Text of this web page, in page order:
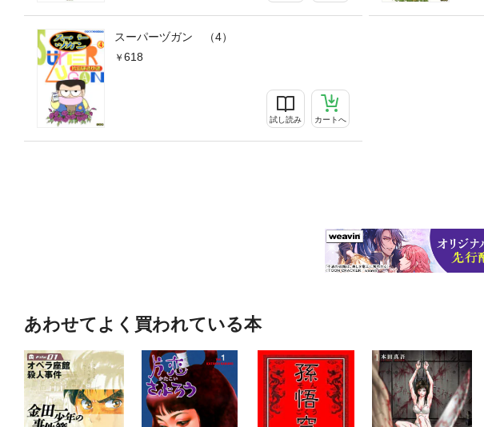
スーパーヅガン （4）
618
試し読み カートへ
あわせてよく買われている本